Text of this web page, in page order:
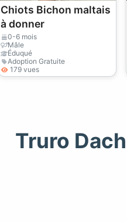
Chiots Bichon maltais
à donner
0-6 mois
Mâle
Éduqué
Adoption Gratuite
179 vues
Truro